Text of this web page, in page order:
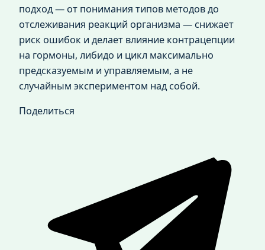
подход — от понимания типов методов до
отслеживания реакций организма — снижает
риск ошибок и делает влияние контрацепции
на гормоны, либидо и цикл максимально
предсказуемым и управляемым, а не
случайным экспериментом над собой.
Поделиться